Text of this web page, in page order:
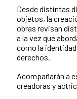
Desde distintas
objetos, la
obras revisan
a la vez que
como la
derechos.
Acompañarán a
creadoras y